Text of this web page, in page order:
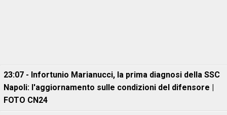
23:07 - Infortunio Marianucci, la prima diagnosi della SSC
Napoli: l'aggiornamento sulle condizioni del difensore |
FOTO CN24